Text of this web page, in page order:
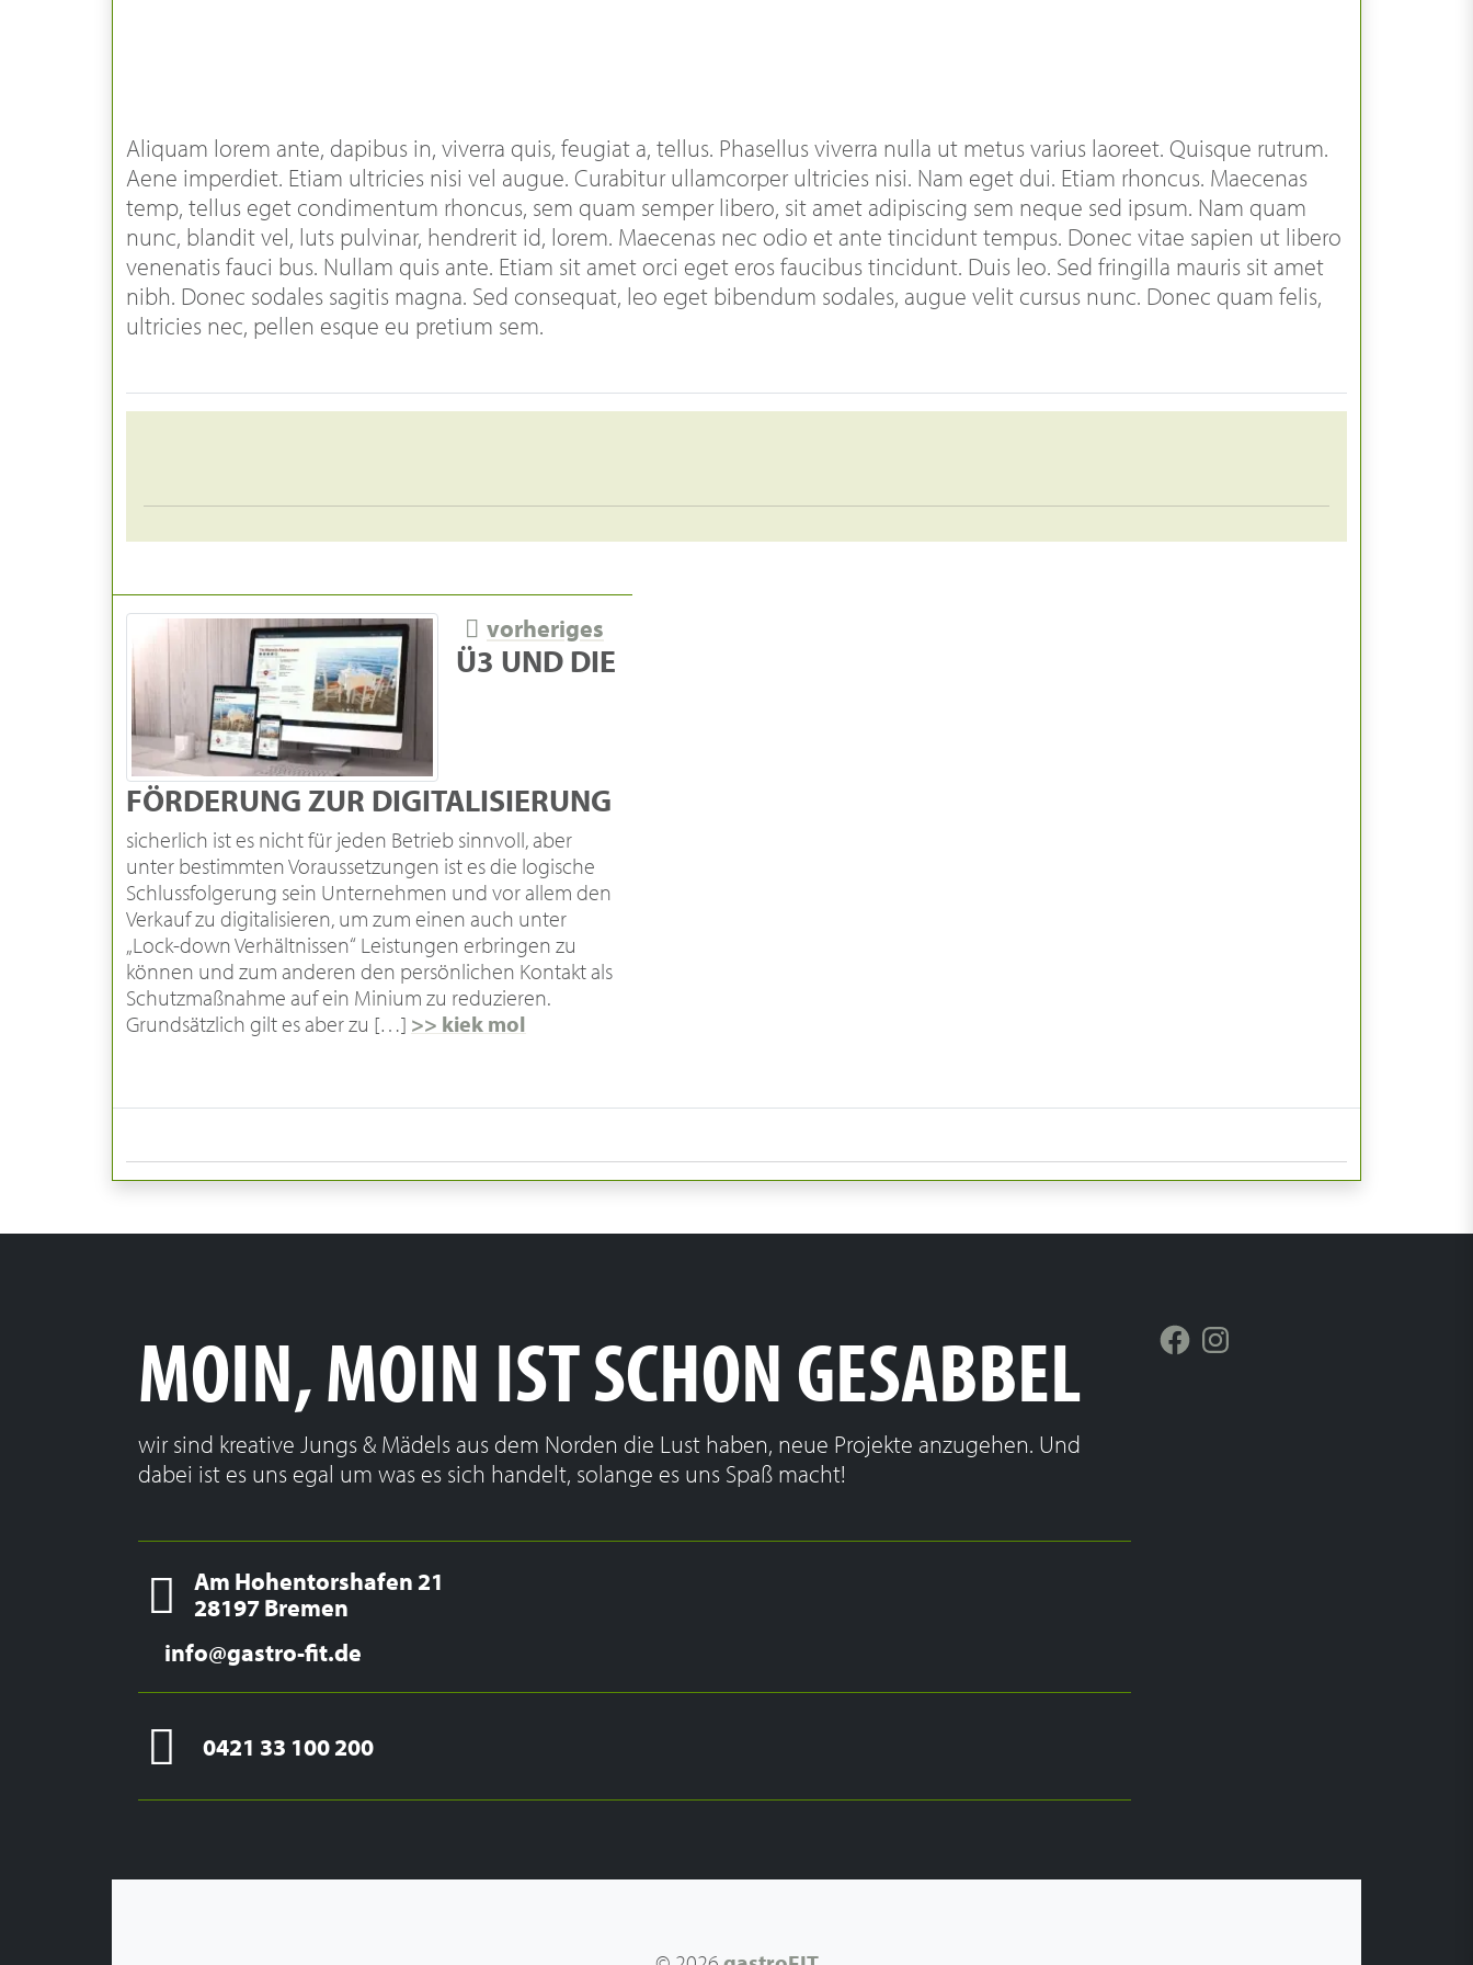
Aliquam lorem ante, dapibus in, viverra quis, feugiat a, tellus. Phasellus viverra nulla ut metus varius laoreet. Quisque rutrum.
Aene imperdiet. Etiam ultricies nisi vel augue. Curabitur ullamcorper ultricies nisi. Nam eget dui. Etiam rhoncus. Maecenas
temp, tellus eget condimentum rhoncus, sem quam semper libero, sit amet adipiscing sem neque sed ipsum. Nam quam
nunc, blandit vel, luts pulvinar, hendrerit id, lorem. Maecenas nec odio et ante tincidunt tempus. Donec vitae sapien ut libero
venenatis fauci bus. Nullam quis ante. Etiam sit amet orci eget eros faucibus tincidunt. Duis leo. Sed fringilla mauris sit amet
nibh. Donec sodales sagitis magna. Sed consequat, leo eget bibendum sodales, augue velit cursus nunc. Donec quam felis,
ultricies nec, pellen esque eu pretium sem.
vorheriges
Ü3 UND DIE
FÖRDERUNG ZUR DIGITALISIERUNG
sicherlich ist es nicht für jeden Betrieb sinnvoll, aber
unter bestimmten Voraussetzungen ist es die logische
Schlussfolgerung sein Unternehmen und vor allem den
Verkauf zu digitalisieren, um zum einen auch unter
„Lock-down Verhältnissen“ Leistungen erbringen zu
können und zum anderen den persönlichen Kontakt als
Schutzmaßnahme auf ein Minium zu reduzieren.
Grundsätzlich gilt es aber zu […] >> kiek mol
MOIN, MOIN IST SCHON GESABBEL
wir sind kreative Jungs & Mädels aus dem Norden die Lust haben, neue Projekte anzugehen. Und
dabei ist es uns egal um was es sich handelt, solange es uns Spaß macht!
Am Hohentorshafen 21
28197 Bremen
info@gastro-fit.de
0421 33 100 200
FacebookInstagram